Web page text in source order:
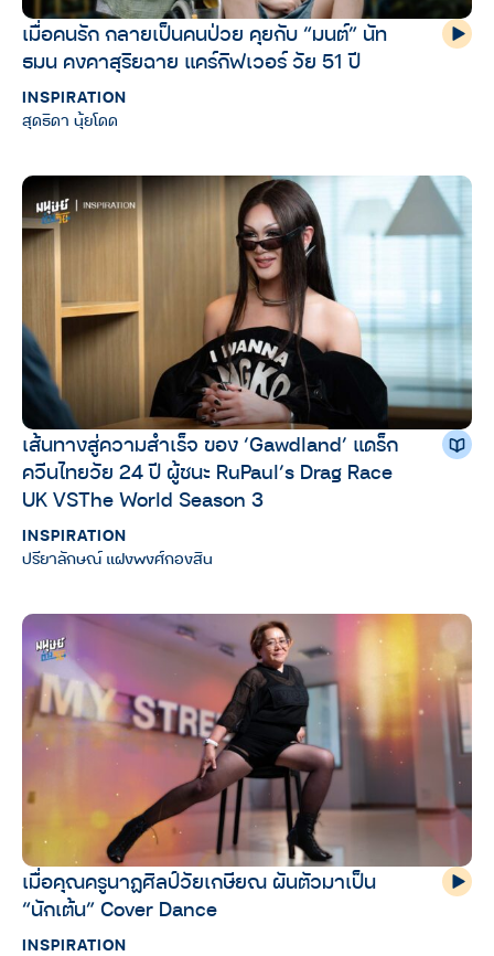
เมื่อคนรัก กลายเป็นคนป่วย คุยกับ “มนต์” นัท
ธมน คงคาสุริยฉาย แคร์กิฟเวอร์ วัย 51 ปี
INSPIRATION
สุดธิดา นุ้ยโดด
เส้นทางสู่ความสำเร็จ ของ ‘Gawdland’ แดร็ก
ควีนไทยวัย 24 ปี ผู้ชนะ RuPaul’s Drag Race
UK VSThe World Season 3
INSPIRATION
ปรียาลักษณ์ แฝงพงศ์กองสิน
เมื่อคุณครูนาฏศิลป์วัยเกษียณ ผันตัวมาเป็น
“นักเต้น” Cover Dance
INSPIRATION